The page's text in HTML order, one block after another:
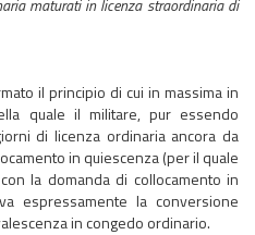
maturati in licenza straordinaria di
il principio di cui in massima in
quale il militare, pur essendo
di licenza ordinaria ancora da
in quiescenza (per il quale
la domanda di collocamento in
espressamente la conversione
in congedo ordinario.